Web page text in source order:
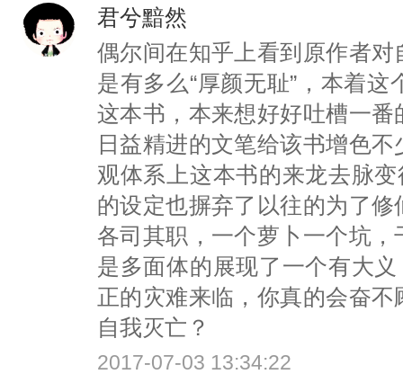
君兮黯然
偶尔间在知乎上看到原作者
是有多么“厚颜无耻”，本着
这本书，本来想好好吐槽一
日益精进的文笔给该书增色
观体系上这本书的来龙去脉
的设定也摒弃了以往的为了
各司其职，一个萝卜一个坑
是多面体的展现了一个有大
正的灾难来临，你真的会奋
自我灭亡？
2017-07-03 13:34:22